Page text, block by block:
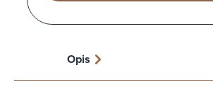
Opis